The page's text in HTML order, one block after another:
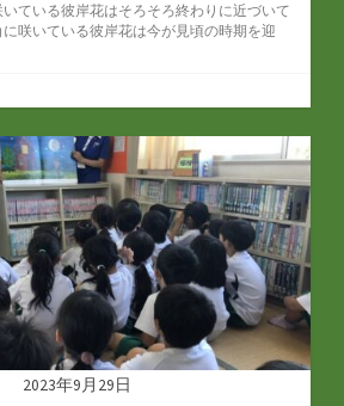
ている彼岸花はそろそろ終わりに近づいて
咲いている彼岸花は今が見頃の時期を迎
2023年9月29日